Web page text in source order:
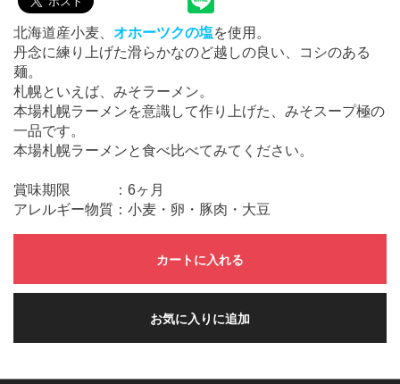
北海道産小麦、 オホーツクの塩を使用。
丹念に練り上げた滑らかなのど越しの良い、コシのある
麺。
札幌といえば、みそラーメン。
本場札幌ラーメンを意識して作り上げた、みそスープ極の
一品です。
本場札幌ラーメンと食べ比べてみてください。
賞味期限 ：6ヶ月
アレルギー物質：小麦・卵・豚肉・大豆
カートに入れる
お気に入りに追加